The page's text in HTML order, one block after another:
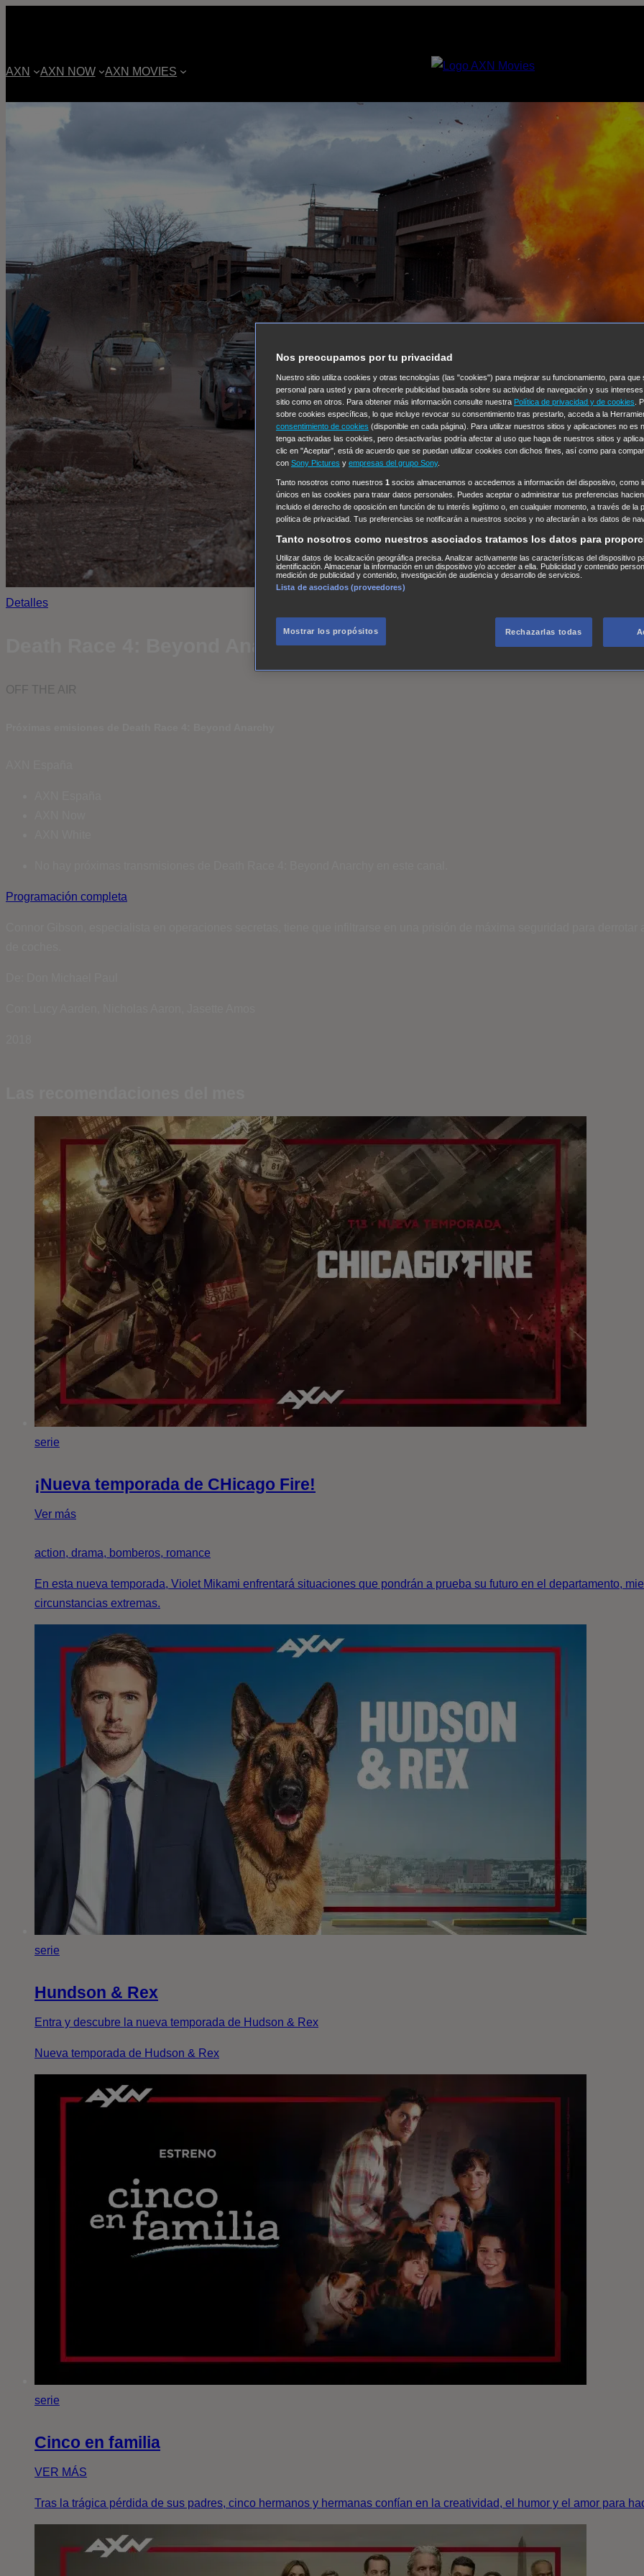
AXN AXN NOW AXN MOVIES
Detalles
Death Race 4: Beyond Anarchy
OFF THE AIR
Programación completa
serie
¡Nueva temporada de CHicago Fire!
Ver más
action, drama, bomberos, romance
En esta nueva temporada, Violet Mikami enfrentará situaciones que pondrán a prueba su futuro en el departamento,
circunstancias extremas.
serie
Hundson & Rex
Entra y descubre la nueva temporada de Hudson & Rex
Nueva temporada de Hudson & Rex
serie
Cinco en familia
VER MÁS
Tras la trágica pérdida de sus padres, cinco hermanos y hermanas confían en la creatividad, el humor y el amor para
Nos preocupamos por tu privacidad
Nuestro sitio utiliza cookies y otras tecnologías (las "cookies") para mejorar su funcionamiento, para que
personal para usted y para ofrecerle publicidad basada sobre su actividad de navegación y sus
sitio como en otros. Para obtener más información consulte nuestra Política de privacidad y de cookies .
sobre cookies específicas, lo que incluye revocar su consentimiento tras prestarlo, acceda a la
consentimiento de cookies (disponible en cada página). Para utilizar nuestros sitios y aplicaciones no es
tenga activadas las cookies, pero desactivarlas podría afectar al uso que haga de nuestros sitios y
clic en "Aceptar", está de acuerdo que se puedan utilizar cookies con dichos fines, así como para
con Sony Pictures y empresas del grupo Sony.
Tanto nosotros como nuestros 1 socios almacenamos o accedemos a información del dispositivo, como
únicos en las cookies para tratar datos personales. Puedes aceptar o administrar tus preferencias
incluido el derecho de oposición en función de tu interés legítimo o, en cualquier momento, a través de la
política de privacidad. Tus preferencias se notificarán a nuestros socios y no afectarán a los datos de
Tanto nosotros como nuestros asociados tratamos los datos para
Utilizar datos de localización geográfica precisa. Analizar activamente las características del dispositivo
identificación. Almacenar la información en un dispositivo y/o acceder a ella. Publicidad y contenido
medición de publicidad y contenido, investigación de audiencia y desarrollo de servicios.
Lista de asociados (proveedores)
Mostrar los propósitos Rechazarlas todas